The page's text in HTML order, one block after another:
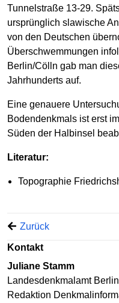
Tunnelstraße 13-29.
ursprünglich slawische
von den Deutschen
Überschwemmungen
Berlin/Cölln gab man
Jahrhunderts auf.
Eine genauere
Bodendenkmals ist erst
Süden der Halbinsel
Literatur:
Topographie
Zurück
Kontakt
Juliane Stamm
Landesdenkmalamt Berlin
Redaktion